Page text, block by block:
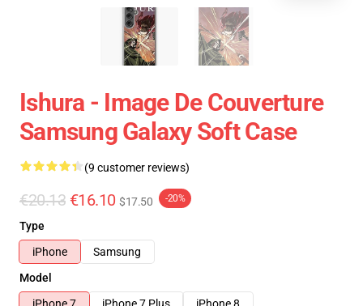
Ishura - Image De Couverture
Samsung Galaxy Soft Case
(9 customer reviews)
€20.13 €16.10 $17.50 -20%
Type
iPhone
Samsung
Model